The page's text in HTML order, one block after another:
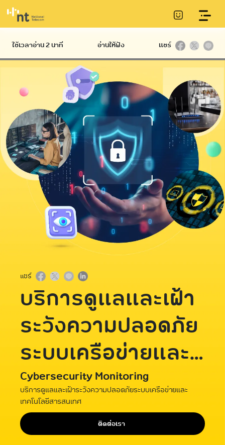
Hard
Infrastructure
บริการท่อร้อยสาย
Communication
Conduit
บริการเสา
โทรคมนาคม
Telecommunication
Tower
International
บริการ NT IIG
Datacom
International
Service
Broadband
NT Broadband
บริการอินเทอร์เน็ต
ไฟเบอร์ความเร็วสูง
NetPlay บริการ
กล่องทีวีออนไลน์
Hi-speed บริการ
อินเทอร์เน็ตผ่าน
โทรศัพท์บ้าน ADSL
แชร์
บริการดูแลและเฝ้า
ระวังความปลอดภัย
ระบบเครือข่ายและ
เทคโนโลยี
สารสนเทศ
Cybersecurity Monitoring
บริการดูแลและเฝ้าระวังความปลอดภัยระบบเครือข่ายและ
เทคโนโลยีสารสนเทศ
ติดต่อเรา
บริการดูแลและเฝ้าระวังความปลอดภัยระบบเครือ
ข่ายและเทคโนโลยีสารสนเทศ
ใช้เวลาอ่าน 2 นาที อ่านให้ฟัง แชร์